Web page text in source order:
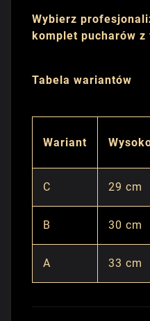
Wybierz
komplet pucharów
Tabela wariantów
Wariant
C 29 cm
B 30 cm
A 33 cm